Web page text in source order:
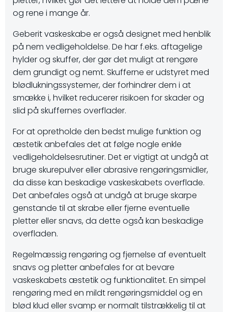
og rene i mange år.
Geberit vaskeskabe er også designet med henblik
på nem vedligeholdelse. De har f.eks. aftagelige
hylder og skuffer, der gør det muligt at rengøre
dem grundigt og nemt. Skufferne er udstyret med
blødlukningssystemer, der forhindrer dem i at
smække i, hvilket reducerer risikoen for skader og
slid på skuffernes overflader.
For at opretholde den bedst mulige funktion og
æstetik anbefales det at følge nogle enkle
vedligeholdelsesrutiner. Det er vigtigt at undgå at
bruge skurepulver eller abrasive rengøringsmidler,
da disse kan beskadige vaskeskabets overflade.
Det anbefales også at undgå at bruge skarpe
genstande til at skrabe eller fjerne eventuelle
pletter eller snavs, da dette også kan beskadige
overfladen.
Regelmæssig rengøring og fjernelse af eventuelt
snavs og pletter anbefales for at bevare
vaskeskabets æstetik og funktionalitet. En simpel
rengøring med en mildt rengøringsmiddel og en
blød klud eller svamp er normalt tilstrækkelig til at